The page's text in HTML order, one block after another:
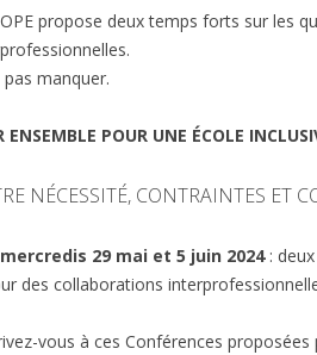
e
b
o
o
k
k
e
dI
n
at
s
A
p
p
e
y
ai ta
er
propose deux temps forts sur les
pas manquer.
ENSEMBLE POUR UNE ÉCOLE
NÉCESSITÉ, CONTRAINTES ET
29 mai et 5 juin 2024 :
des collaborations
vous à ces Conférences